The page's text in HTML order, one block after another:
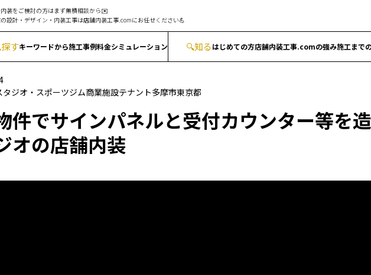
装をご検討の方はまず無積相談から✉️
設計・デザイン・内装工事は店舗内装工事.comにお任せください💪
︎探すキーワードから施工事例料金シミュレーション 🔍知るはじめての方店舗内装工事.comの強み施工まで
タジオ・スポーツジム商業施設テナント多摩市東京都
件でサインパネルと受付カウンター等を
オの店舗内装